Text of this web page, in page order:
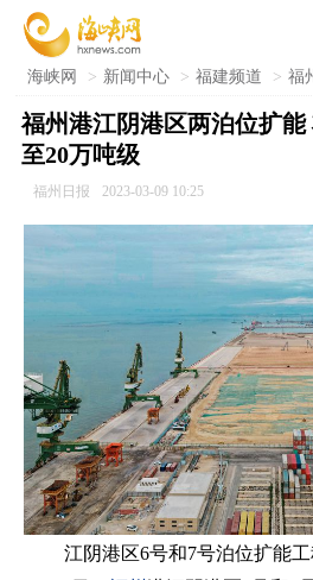
海峡网 > 新闻中心 > 福建频道 > 福
福州港江阴港区两泊位扩
至20万吨级
福州日报 2023-03-09 10:25
江阴港区6号和7号泊位扩能